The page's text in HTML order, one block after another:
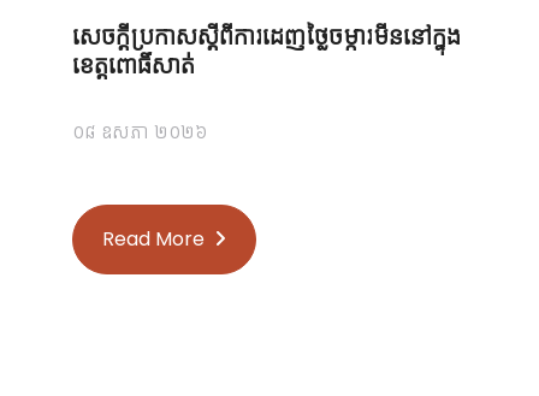
សេចក្តីប្រកាសស្តីពីការដេញថ្លៃចម្ការមីននៅក្នុង
ខេត្តពោធិ៍សាត់
០៨ ឧសភា ២០២៦
Read More